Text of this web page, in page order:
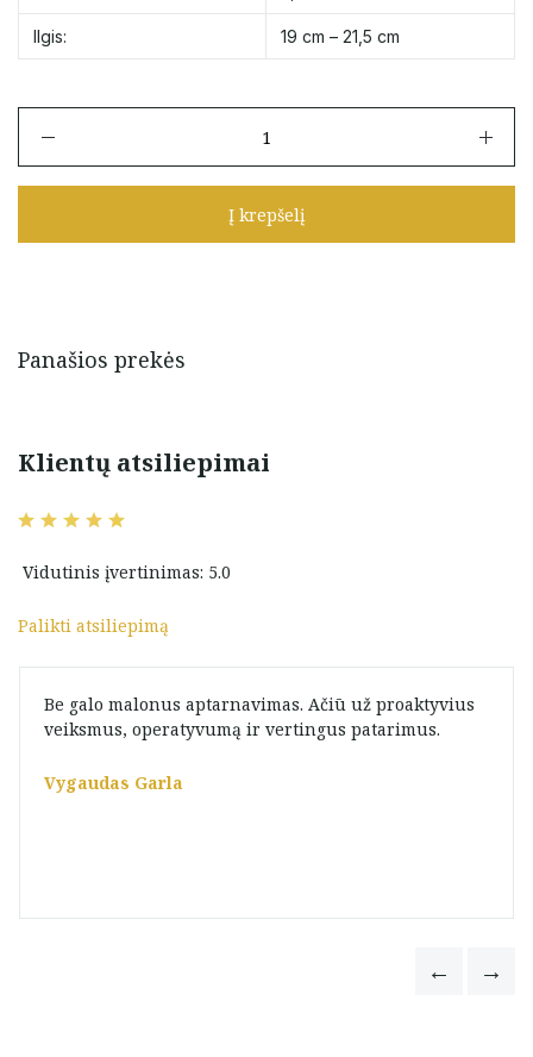
Ilgis: 19 cm – 21,5 cm
Auksinė
oniksais
21,5
cm
Į krepšelį
Panašios prekės
Klientų atsiliepimai
Vidutinis įvertinimas: 5.0
Palikti atsiliepimą
Be galo malonus aptarnavimas. Ačiū už proaktyvius
veiksmus, operatyvumą ir vertingus patarimus.
Vygaudas Garla